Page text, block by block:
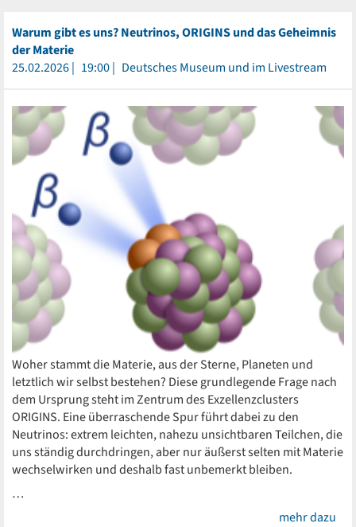
Warum gibt es uns? Neutrinos, ORIGINS und das Geheimnis
der Materie
25.02.2026
19:00 Deutsches Museum und im Livestream
Woher stammt die Materie, aus der Sterne, Planeten und
letztlich wir selbst bestehen? Diese grundlegende Frage nach
dem Ursprung steht im Zentrum des Exzellenzclusters
ORIGINS. Eine überraschende Spur führt dabei zu den
Neutrinos: extrem leichten, nahezu unsichtbaren Teilchen, die
uns ständig durchdringen, aber nur äußerst selten mit Materie
wechselwirken und deshalb fast unbemerkt bleiben.
…
mehr dazu